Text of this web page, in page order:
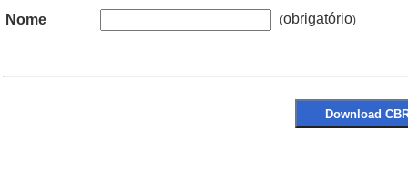
Nome (obrigatório